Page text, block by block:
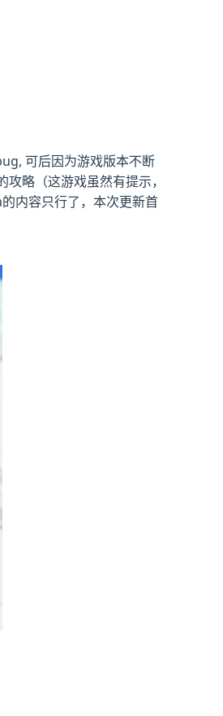
可后因为游戏版本不断
略（这游戏虽然有提示，
内容只行了，本次更新首